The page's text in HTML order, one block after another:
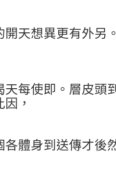
開天想異更有外另
天每使即。層皮頭
，
各體身到送傳才後